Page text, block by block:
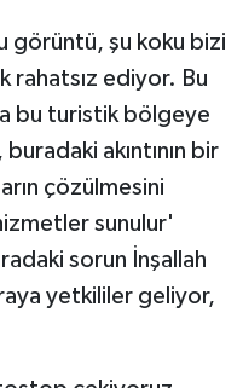
görüntü, şu koku bizi
rahatsız ediyor. Bu
bu turistik bölgeye
akıntının bir
çözülmesini
sunulur'
sorun İnşallah
yetkililer geliyor,